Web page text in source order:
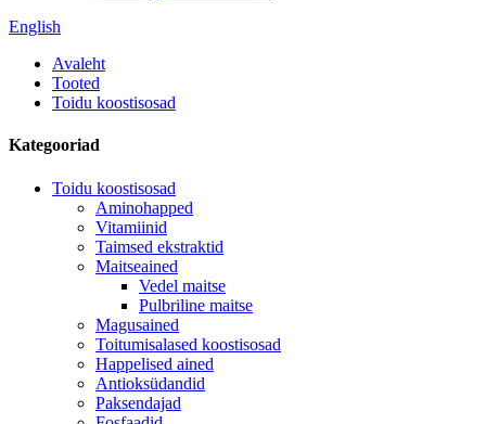
English
Avaleht
Tooted
Toidu koostisosad
Kategooriad
Toidu koostisosad
Aminohapped
Vitamiinid
Taimsed ekstraktid
Maitseained
Vedel maitse
Pulbriline maitse
Magusained
Toitumisalased koostisosad
Happelised ained
Antioksüdandid
Paksendajad